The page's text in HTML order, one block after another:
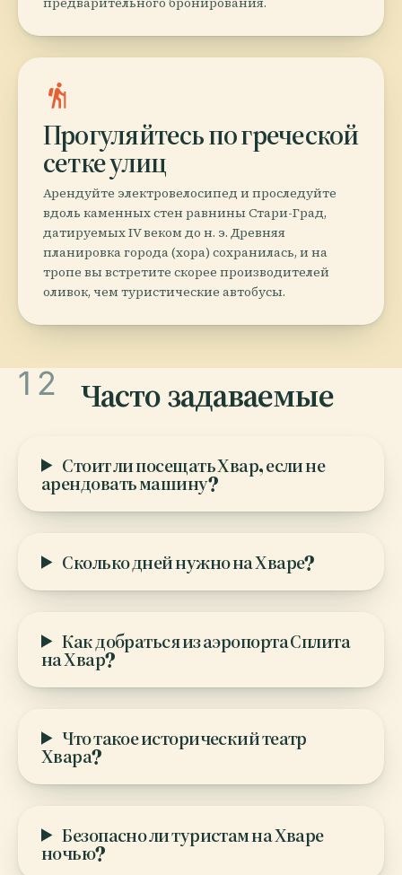
hiking
Прогуляйтесь по греческой
сетке улиц
Арендуйте электровелосипед и проследуйте
вдоль каменных стен равнины Стари-Град,
датируемых IV веком до н. э. Древняя
планировка города (хора) сохранилась, и на
тропе вы встретите скорее производителей
оливок, чем туристические автобусы.
12 Часто задаваемые
Стоит ли посещать Хвар, если не
арендовать машину?
Сколько дней нужно на Хваре?
Как добраться из аэропорта Сплита
на Хвар?
Что такое исторический театр
Хвара?
Безопасно ли туристам на Хваре
ночью?